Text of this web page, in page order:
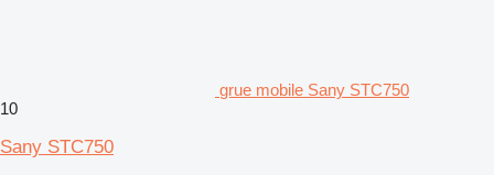
grue mobile Sany STC750
10
Sany STC750